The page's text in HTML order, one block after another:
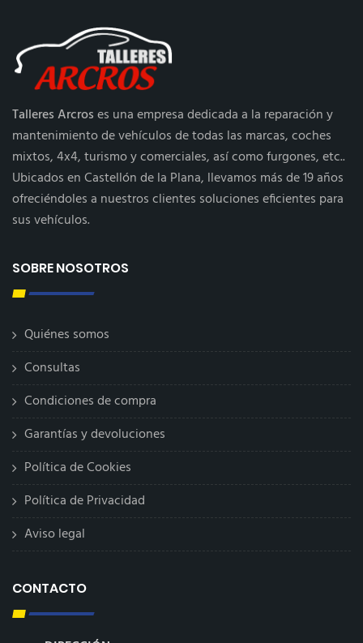
Talleres Arcroses una empresa dedicada a la reparación y
mantenimiento de vehículos de todas las marcas, coches
mixtos, 4x4, turismo y comerciales, así como furgones, etc..
Ubicados en Castellón de la Plana, llevamos más de 19 años
ofreciéndoles a nuestros clientes soluciones eficientes para
sus vehículos.
SOBRE NOSOTROS
Quiénes somos
Consultas
Condiciones de compra
Garantías y devoluciones
Política de Cookies
Política de Privacidad
Aviso legal
CONTACTO